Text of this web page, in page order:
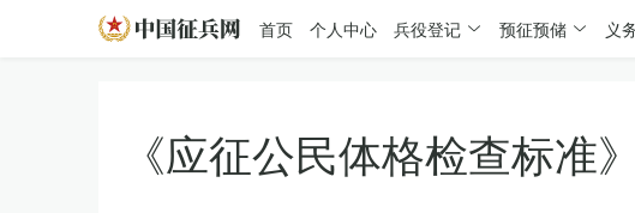
首页 个人中心 兵役登记 预征预储 义
《应征公民体格检查标准